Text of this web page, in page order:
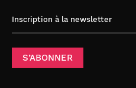
Inscription à la newsletter
S’ABONNER